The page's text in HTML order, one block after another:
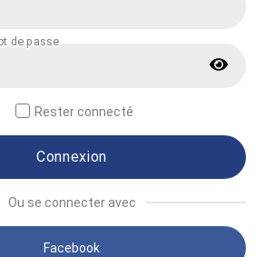
Rester connecté
Connexion
Ou se connecter avec
Facebook